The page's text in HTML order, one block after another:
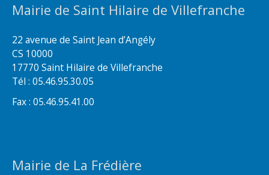
Mairie de Saint Hilaire de Villefranche
22 avenue de Saint Jean d’Angély
CS 10000
17770 Saint Hilaire de Villefranche
Tél : 05.46.95.30.05
Fax : 05.46.95.41.00
Mairie de La Frédière